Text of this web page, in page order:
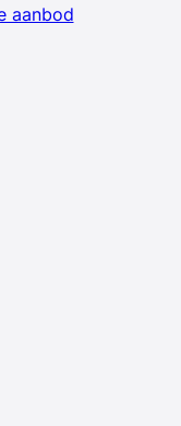
aanbod